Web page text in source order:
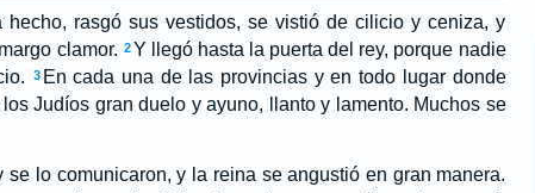
rasgó sus vestidos, se vistió de cilicio y ceniza, y
clamor. 2Y llegó hasta la puerta del rey, porque nadie
3 En cada una de las provincias y en todo lugar donde
Judíos gran duelo y ayuno, llanto y lamento. Muchos se
lo comunicaron, y la reina se angustió en gran manera.